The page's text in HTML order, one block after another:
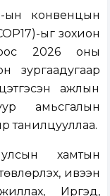
ын конвенцын
ыг зохион
2026 оны
зургаадугаар
ажлын
амьсгалын
танилцууллаа.
хамтын
ивээн
Иргэд,